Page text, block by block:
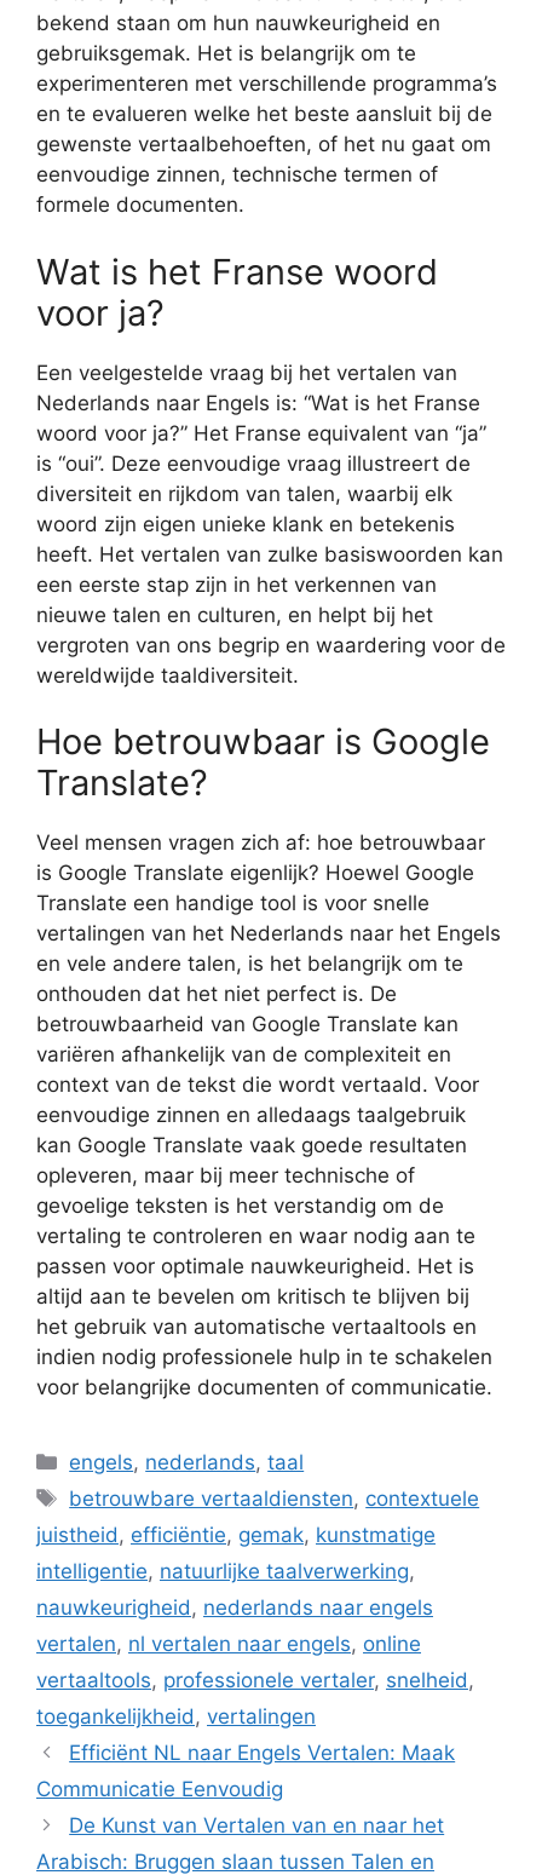
bekend staan om hun nauwkeurigheid en
gebruiksgemak. Het is belangrijk om te
experimenteren met verschillende programma’s
en te evalueren welke het beste aansluit bij de
gewenste vertaalbehoeften, of het nu gaat om
eenvoudige zinnen, technische termen of
formele documenten.
Wat is het Franse woord
voor ja?
Een veelgestelde vraag bij het vertalen van
Nederlands naar Engels is: “Wat is het Franse
woord voor ja?” Het Franse equivalent van “ja”
is “oui”. Deze eenvoudige vraag illustreert de
diversiteit en rijkdom van talen, waarbij elk
woord zijn eigen unieke klank en betekenis
heeft. Het vertalen van zulke basiswoorden kan
een eerste stap zijn in het verkennen van
nieuwe talen en culturen, en helpt bij het
vergroten van ons begrip en waardering voor de
wereldwijde taaldiversiteit.
Hoe betrouwbaar is Google
Translate?
Veel mensen vragen zich af: hoe betrouwbaar
is Google Translate eigenlijk? Hoewel Google
Translate een handige tool is voor snelle
vertalingen van het Nederlands naar het Engels
en vele andere talen, is het belangrijk om te
onthouden dat het niet perfect is. De
betrouwbaarheid van Google Translate kan
variëren afhankelijk van de complexiteit en
context van de tekst die wordt vertaald. Voor
eenvoudige zinnen en alledaags taalgebruik
kan Google Translate vaak goede resultaten
opleveren, maar bij meer technische of
gevoelige teksten is het verstandig om de
vertaling te controleren en waar nodig aan te
passen voor optimale nauwkeurigheid. Het is
altijd aan te bevelen om kritisch te blijven bij
het gebruik van automatische vertaaltools en
indien nodig professionele hulp in te schakelen
voor belangrijke documenten of communicatie.
Categorieën
engels, nederlands,taal
Tags
betrouwbare vertaaldiensten, contextuele
juistheid, efficiëntie, gemak, kunstmatige
intelligentie, natuurlijke taalverwerking,
nauwkeurigheid, nederlands naar engels
vertalen, nl vertalen naar engels, online
vertaaltools, professionele vertaler, snelheid,
toegankelijkheid, vertalingen
Efficiënt NL naar Engels Vertalen: Maak
Communicatie Eenvoudig
De Kunst van Vertalen van en naar het
Arabisch: Bruggen slaan tussen Talen en